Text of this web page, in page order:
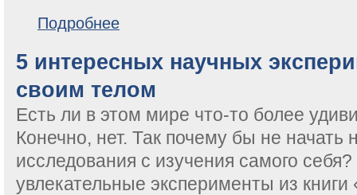
Подробнее
5 интересных научных
своим телом
Есть ли в этом мире что-то более
Конечно, нет. Так почему бы не начать
исследования с изучения самого
увлекательные эксперименты из